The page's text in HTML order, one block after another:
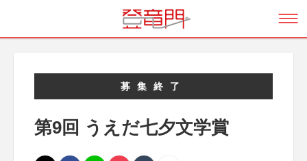
募集終了
第9回 うえだ七夕文学賞